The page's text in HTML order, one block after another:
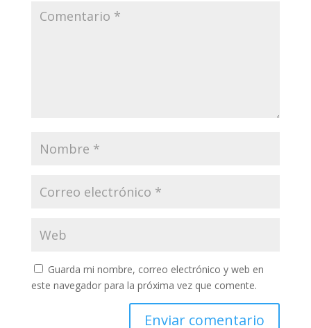
Guarda mi nombre, correo electrónico y web en
este navegador para la próxima vez que comente.